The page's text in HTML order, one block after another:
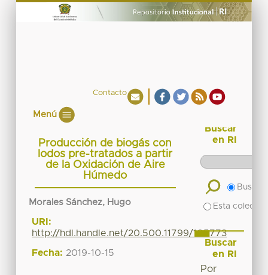
Contacto
Menú
Producción de biogás con
lodos pre-tratados a partir
de la Oxidación de Aire
Húmedo
Morales Sánchez, Hugo
URI:
http://hdl.handle.net/20.500.11799/105773
Fecha: 2019-10-15
Buscar
en RI
Buscar
Esta
Buscar
en RI
Por